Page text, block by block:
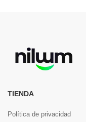
TIENDA
Política de privacidad